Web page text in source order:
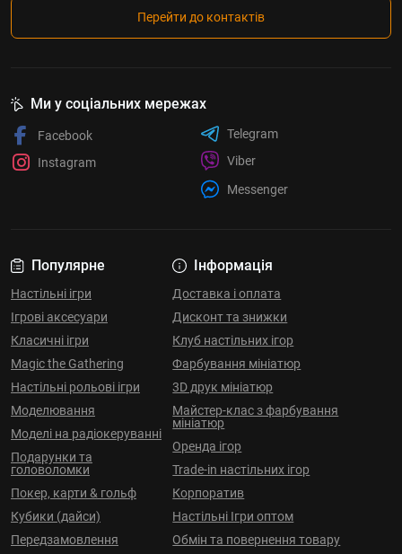
Перейти до контактів
Популярне
Настільні ігри
Ігрові аксесуари
Класичні ігри
Magic the Gathering
Настільні рольові ігри
Моделювання
Моделі на радіокеруванні
Подарунки та
головоломки
Покер, карти & гольф
Кубики (дайси)
Передзамовлення
Інформація
Доставка і оплата
Дисконт та знижки
Клуб настільних ігор
Фарбування мініатюр
3D друк мініатюр
Майстер-клас з фарбування
мініатюр
Оренда ігор
Trade-in настільних ігор
Корпоратив
Настільні Ігри оптом
Обмін та повернення товару
Ми у соціальних мережах
Facebook
Instagram
Telegram
Viber
Messenger